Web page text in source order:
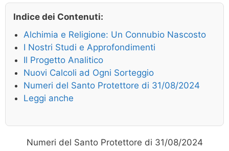
Indice dei Contenuti:
Alchimia e Religione: Un Connubio Nascosto
I Nostri Studi e Approfondimenti
Il Progetto Analitico
Nuovi Calcoli ad Ogni Sorteggio
Numeri del Santo Protettore di 31/08/2024
Leggi anche
Numeri del Santo Protettore di 31/08/2024